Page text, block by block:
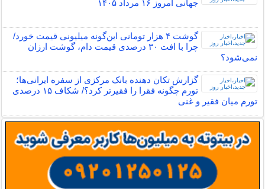
جهانی امروز ۱۶ مرداد ۱۴۰۵
گوشت ۴ هزار تومانی این‌گونه میلیونی قیمت خورد/
چرا با افت ۳۰ درصدی قیمت دام، گوشت ارزان
نمی‌شود؟
گزارش تکان‌ دهنده بانک مرکزی از سفره ایرانی‌ها؛
تورم چگونه فقرا را فقیرتر کرد؟/ شکاف ۱۵ درصدی
تورم میان فقیر و غنی